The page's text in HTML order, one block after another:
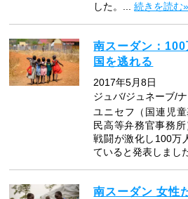
した。...続きを読む»
南スーダン：
国を逃れる
2017年5月8日
ジュバ/ジュネーブ/
ユニセフ（国連児
民高等弁務官事務
戦闘が激化し100万
ていると発表しまし
南スーダン 女性